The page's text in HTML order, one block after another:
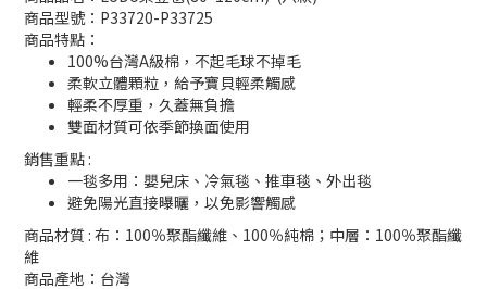
商品型號：P33720-P33725
商品特點：
100%台灣A級棉，不起毛球不掉毛
柔軟立體顆粒，給予寶貝輕柔觸感
輕柔不厚重，久蓋無負擔
雙面材質可依季節換面使用
銷售重點 :
一毯多用：嬰兒床、冷氣毯、推車毯、外出毯
避免陽光直接曝曬，以免影響觸感
商品材質 : 布：100％聚酯纖維、100％純棉；中層：100％聚酯纖
維
商品產地：台灣